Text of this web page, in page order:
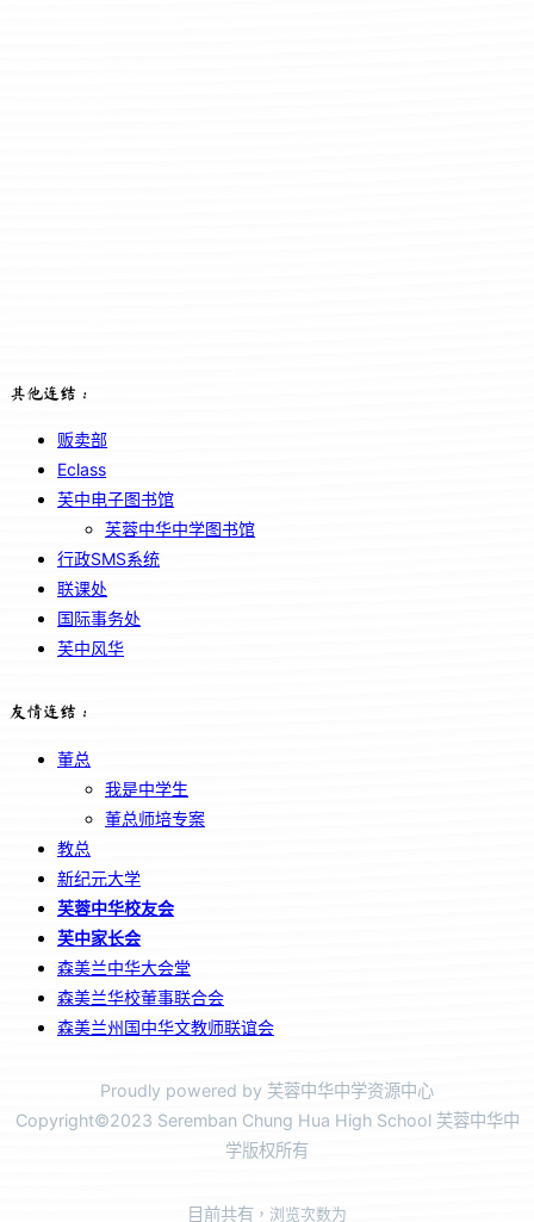
其他连结：
贩卖部
Eclass
芙中电子图书馆
芙蓉中华中学图书馆
行政SMS系统
联课处
国际事务处
芙中风华
友情连结：
董总
我是中学生
董总师培专案
教总
新纪元大学
芙蓉中华校友会
芙中家长会
森美兰中华大会堂
森美兰华校董事联合会
森美兰州国中华文教师联谊会
Proudly powered by 芙蓉中华中学资源中心
Copyright©2023 Seremban Chung Hua High School 芙蓉中华中
学版权所有
目前共有 ，浏览次数为